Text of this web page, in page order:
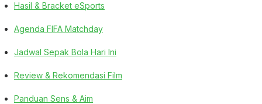
Hasil & Bracket eSports
Agenda FIFA Matchday
Jadwal Sepak Bola Hari Ini
Review & Rekomendasi Film
Panduan Sens & Aim